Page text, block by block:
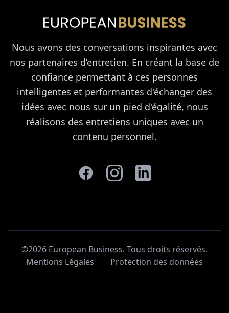
Nous avons des conversations inspirantes avec
nos partenaires d’entretien. En créant la base de
confiance permettant à ces personnes
intelligentes et performantes d'échanger des
idées avec nous sur un pied d'égalité, nous
réalisons des entretiens uniques avec un
contenu personnel.
©2026 European Business. Tous droits réservés.
Mentions Légales
Protection des données